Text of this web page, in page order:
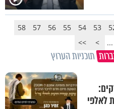
53
54
55
56
57
58
...
>
>>
תוכניות הערוץ
לאלפי